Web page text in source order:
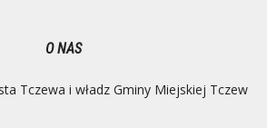
O NAS
Tczewa i władz Gminy Miejskiej Tczew